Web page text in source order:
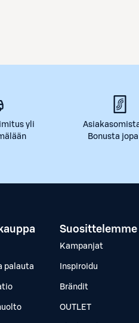
yli
Bonusta jopa
palauta
Suosittelemme
Kampanjat
Inspiroidu
Brändit
OUTLET